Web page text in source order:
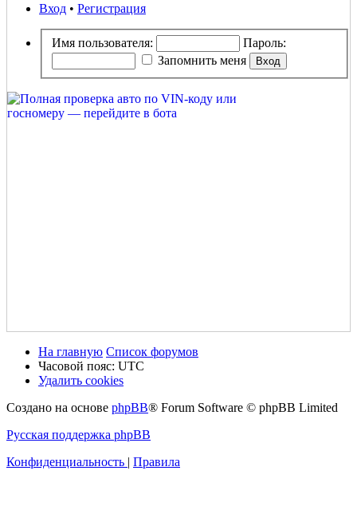
Вход • Регистрация
Имя пользователя:
Пароль:
Запомнить меня
На главную Список форумов
Часовой пояс: UTC
Удалить cookies
Создано на основе phpBB® Forum Software © phpBB Limited
Русская поддержка phpBB
Конфиденциальность | Правила